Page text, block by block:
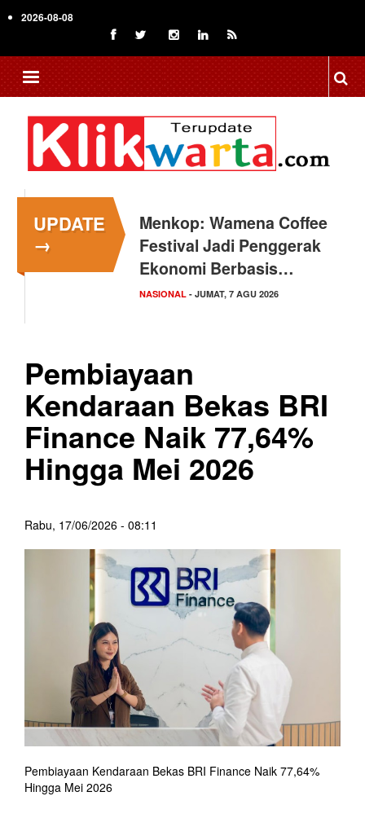
to
content
2026-08-08
UPDATE
→
Menkop: Wamena Coffee
Festival Jadi Penggerak
Ekonomi Berbasis…
NASIONAL - JUMAT, 7 AGU 2026
Pembiayaan
Kendaraan Bekas BRI
Finance Naik 77,64%
Hingga Mei 2026
Rabu, 17/06/2026 - 08:11
Pembiayaan Kendaraan Bekas BRI Finance Naik 77,64%
Hingga Mei 2026